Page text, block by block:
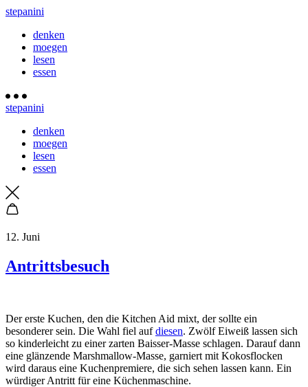
stepanini
denken
moegen
lesen
essen
stepanini
denken
moegen
lesen
essen
12. Juni
Antrittsbesuch
Der erste Kuchen, den die Kitchen Aid mixt, der sollte ein
besonderer sein. Die Wahl fiel aufdiesen. Zwölf Eiweiß lassen sich
so kinderleicht zu einer zarten Baisser-Masse schlagen. Darauf dann
eine glänzende Marshmallow-Masse, garniert mit Kokosflocken
wird daraus eine Kuchenpremiere, die sich sehen lassen kann. Ein
würdiger Antritt für eine Küchenmaschine.